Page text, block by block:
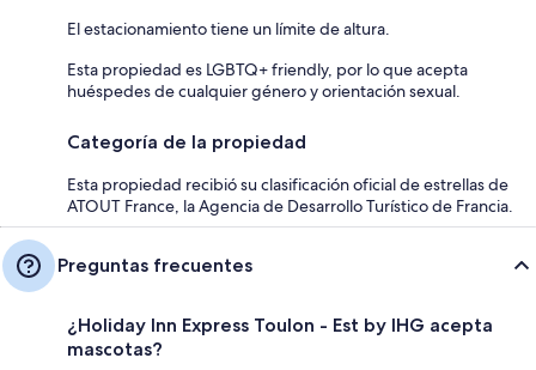
El estacionamiento tiene un límite de altura.
Esta propiedad es LGBTQ+ friendly, por lo que acepta
huéspedes de cualquier género y orientación sexual.
Categoría de la propiedad
Esta propiedad recibió su clasificación oficial de estrellas de
ATOUT France, la Agencia de Desarrollo Turístico de Francia.
Preguntas frecuentes
¿Holiday Inn Express Toulon - Est by IHG acepta
mascotas?